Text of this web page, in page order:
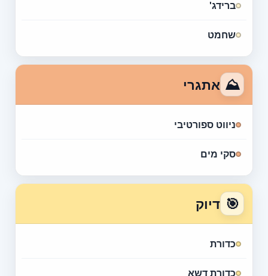
ברידג'
שחמט
⛰ אתגרי
ניווט ספורטיבי
סקי מים
🎯 דיוק
כדורת
כדורת דשא